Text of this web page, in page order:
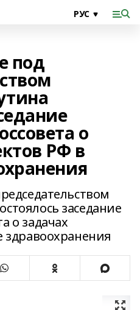
под
о
РФ в
заседание
о задачах
здравоохранения